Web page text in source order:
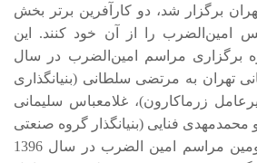
برگزار شد، دو کارآفرین برتر بخش
امین‌الضرب را از آن خود کنند. این
برگزاری مراسم امین‌الضرب در سال
تهران به مرتضی سلطانی (بنیانگذاری
زرماکارون)، غلامعباس سلیمانی
محمدمهدی فنایی (بنیانگذار گروه صنعتی
کویر) رسیده بود. در دومین مراسم امین الضرب در سال 1396